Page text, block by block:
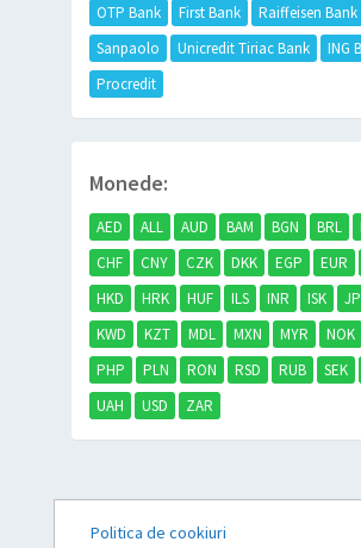
OTP Bank
First Bank
Raiffeisen Bank
Sanpaolo
Unicredit Tiriac Bank
ING
Procredit
Monede:
AED ALL AUD BAM BGN BRL
CHF
CNY CZK DKK EGP EUR
HKD
HRK HUF ILS INR ISK
KWD
KZT MDL MXN MYR NOK
PHP
PLN RON RSD RUB SEK
UAH
USD ZAR
Politica de cookiuri